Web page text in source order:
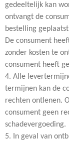
gedeeltelijk kan
ontvangt de
bestelling
De consument
zonder kosten te
consument heeft
4. Alle
termijnen kan de
rechten ontlenen.
consument geen
schadevergoeding.
5. In geval van